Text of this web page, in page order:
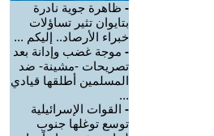
- ظاهرة جوية نادرة
بتايوان تثير تساؤلات
خبراء الأرصاد.. إليكم ...
- موجة غضب وإدانة بعد
تصريحات -مشينة- ضد
المسلمين أطلقها قيادي
...
- القوات الإسرائيلية
توسع توغلها جنوب